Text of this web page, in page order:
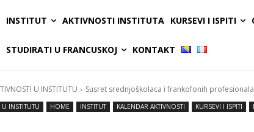
INSTITUT AKTIVNOSTI INSTITUTA KURSEVI I ISPITI
STUDIRATI U FRANCUSKOJ KONTAKT
U INSTITUTU Susret srednjoškolaca i frankofonih
U INSTITUTU HOME INSTITUT KALENDAR AKTIVNOSTI KURSEVI I ISPITI